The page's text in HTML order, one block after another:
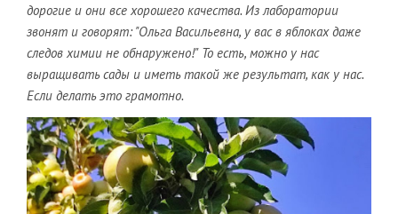
дорогие и они все хорошего качества. Из лаборатории
звонят и говорят: "Ольга Васильевна, у вас в яблоках даже
следов химии не обнаружено!" То есть, можно у нас
выращивать сады и иметь такой же результат, как у нас.
Если делать это грамотно.